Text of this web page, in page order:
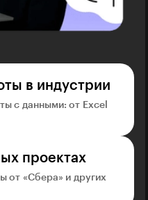
в индустрии
с данными: от Excel
проектах
от «Сбера» и других